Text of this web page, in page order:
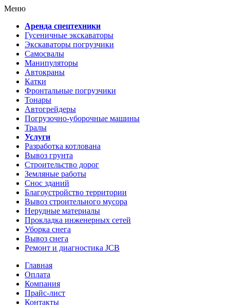
Меню
Аренда спецтехники
Гусеничные экскаваторы
Экскаваторы погрузчики
Самосвалы
Манипуляторы
Автокраны
Катки
Фронтальные погрузчики
Тонары
Автогрейдеры
Погрузочно-уборочные машины
Тралы
Услуги
Разработка котлована
Вывоз грунта
Строительство дорог
Земляные работы
Снос зданий
Благоустройство территории
Вывоз строительного мусора
Нерудные материалы
Прокладка инженерных сетей
Уборка снега
Вывоз снега
Ремонт и диагностика JCB
Главная
Оплата
Компания
Прайс-лист
Контакты